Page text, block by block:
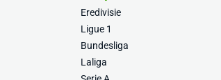
Eredivisie
Ligue 1
Bundesliga
Laliga